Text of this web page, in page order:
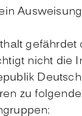
gefährdet
nicht die
zu